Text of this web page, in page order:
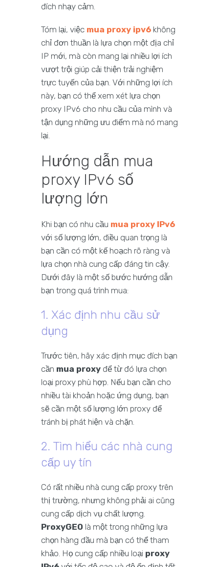
đích nhạy cảm.
Tóm lại, việc mua proxy ipv6 không
chỉ đơn thuần là lựa chọn một địa chỉ
IP mới, mà còn mang lại nhiều lợi ích
vượt trội giúp cải thiện trải nghiệm
trực tuyến của bạn. Với những lợi ích
này, bạn có thể xem xét lựa chọn
proxy IPv6 cho nhu cầu của mình và
tận dụng những ưu điểm mà nó mang
lại.
Hướng dẫn mua
proxy IPv6 số
lượng lớn
Khi bạn có nhu cầu mua proxy IPv6
với số lượng lớn, điều quan trọng là
bạn cần có một kế hoạch rõ ràng và
lựa chọn nhà cung cấp đáng tin cậy.
Dưới đây là một số bước hướng dẫn
bạn trong quá trình mua:
1. Xác định nhu cầu sử
dụng
Trước tiên, hãy xác định mục đích bạn
cần mua proxy để từ đó lựa chọn
loại proxy phù hợp. Nếu bạn cần cho
nhiều tài khoản hoặc ứng dụng, bạn
sẽ cần một số lượng lớn proxy để
tránh bị phát hiện và chặn.
2. Tìm hiểu các nhà cung
cấp uy tín
Có rất nhiều nhà cung cấp proxy trên
thị trường, nhưng không phải ai cũng
cung cấp dịch vụ chất lượng.
ProxyGEO là một trong những lựa
chọn hàng đầu mà bạn có thể tham
khảo. Họ cung cấp nhiều loại proxy